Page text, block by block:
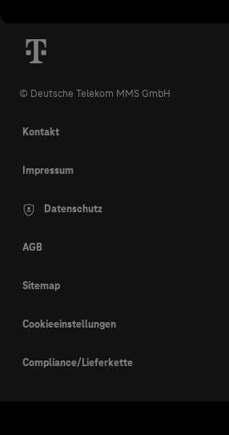
© Deutsche Telekom MMS GmbH
Kontakt
Impressum
Datenschutz
AGB
Sitemap
Cookieeinstellungen
Compliance/Lieferkette